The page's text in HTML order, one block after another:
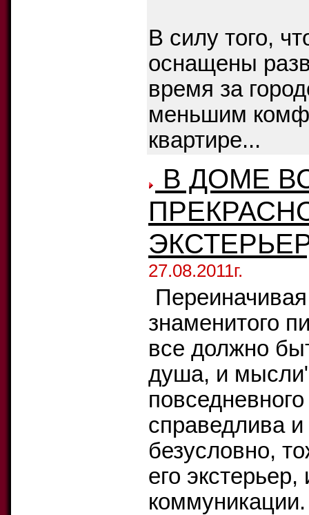
В силу того,
оснащены
время за
меньшим
квартире...
В ДОМЕ
27.08.2011г.
знаменитого
все должно
душа, и
справедлива
безусловно,
его
коммуникации.